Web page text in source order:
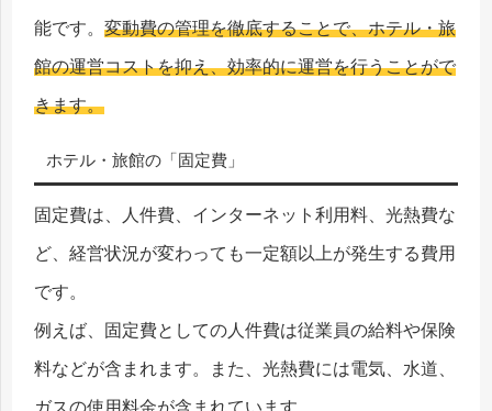
能です。変動費の管理を徹底することで、ホテル・旅
館の運営コストを抑え、効率的に運営を行うことがで
きます。
ホテル・旅館の「固定費」
固定費は、人件費、インターネット利用料、光熱費な
ど、経営状況が変わっても一定額以上が発生する費用
です。
例えば、固定費としての人件費は従業員の給料や保険
料などが含まれます。また、光熱費には電気、水道、